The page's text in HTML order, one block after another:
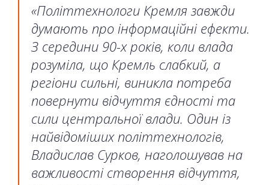
«Політтехнологи Кремля завжди
думають про інформаційні ефекти.
З середини 90-х років, коли влада
розуміла, що Кремль слабкий, а
регіони сильні, виникла потреба
повернути відчуття єдності та
сили центральної влади. Один із
найвідоміших політтехнологів,
Владислав Сурков, наголошував на
важливості створення відчуття,